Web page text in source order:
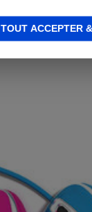
TOUT ACCEPTER